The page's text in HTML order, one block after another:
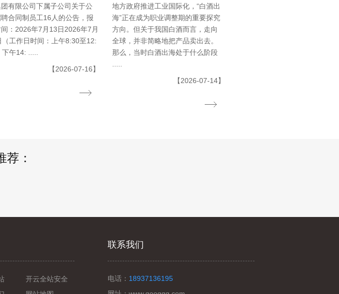
有限公司下属子公司关于公
合同制员工16人的公告，报
：2026年7月13日2026年7月
（工作日时间：上午8:30至12:
午14: .....
【2026-07-16】
地方政府推进工业国际化，“白酒出
海”正在成为职业调整期的重要探究
方向。但关于我国白酒而言，走向
全球，并非简略地把产品卖出去。
那么，当时白酒出海处于什么阶段
【2026-07-14】
荐：
开云全站安全
联系我们
电话： 18937136195